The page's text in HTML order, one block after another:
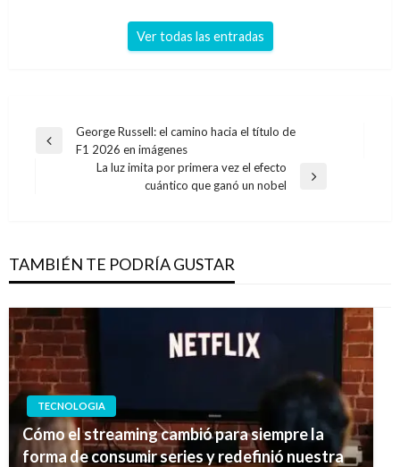
Ver todas las entradas
Navegación
Entrada
George Russell: el camino hacia el título de
F1 2026 en imágenes
La luz imita por primera vez el efecto
cuántico que ganó un nobel
TAMBIÉN TE PODRÍA GUSTAR
TECNOLOGIA
Cómo el streaming cambió para siempre la
forma de consumir series y redefinió nuestra